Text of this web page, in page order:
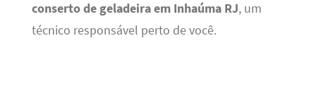
conserto de geladeira em Inhaúma RJ, um
técnico responsável perto de você.